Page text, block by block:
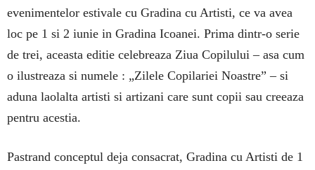
evenimentelor estivale cu Gradina cu Artisti, ce va avea
loc pe 1 si 2 iunie in Gradina Icoanei. Prima dintr-o serie
de trei, aceasta editie celebreaza Ziua Copilului – asa cum
o ilustreaza si numele : „Zilele Copilariei Noastre” – si
aduna laolalta artisti si artizani care sunt copii sau creeaza
pentru acestia.
Pastrand conceptul deja consacrat, Gradina cu Artisti de 1